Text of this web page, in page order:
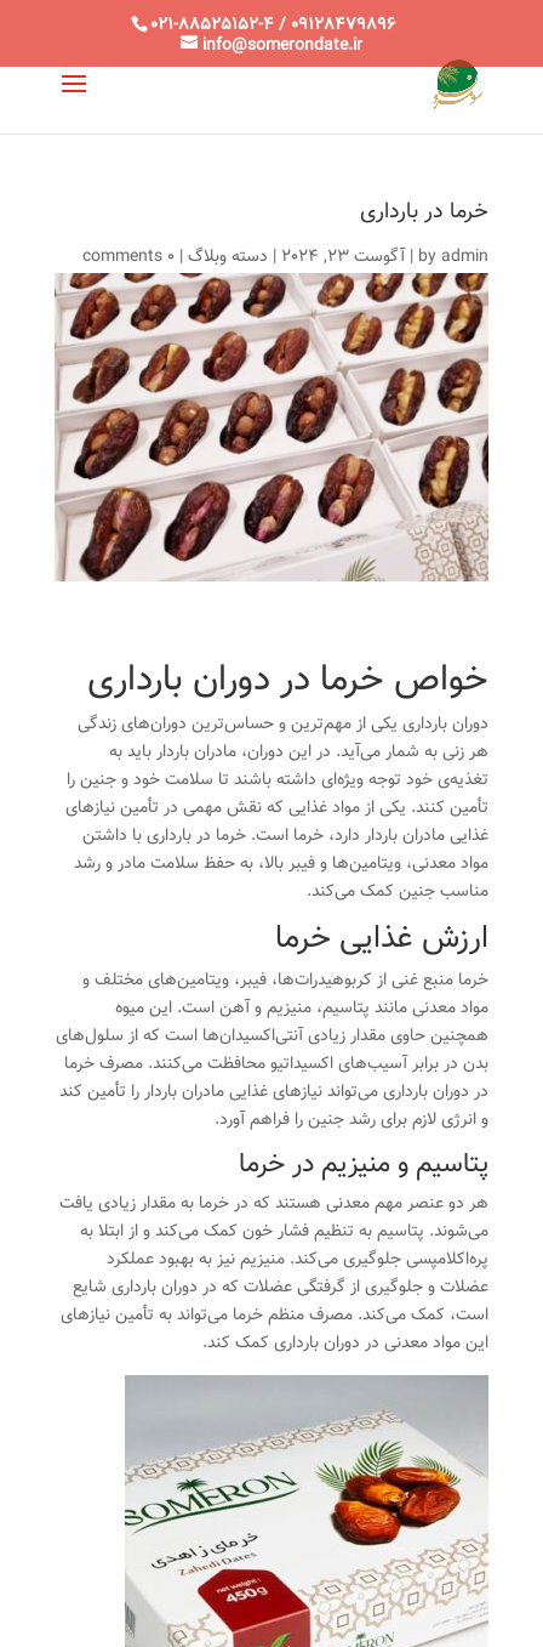
021-88525152-4 / 09128479896
info@somerondate.ir
خرما در بارداری
byadmin
|آگوست 23, 2024 | دسته وبلاگ|
0 comments
خواص خرما در دوران بارداری
دوران بارداری یکی از مهم‌ترین و حساس‌ترین دوران‌های زندگی
هر زنی به شمار می‌آید. در این دوران، مادران باردار باید به
تغذیه‌ی خود توجه ویژه‌ای داشته باشند تا سلامت خود و جنین را
تأمین کنند. یکی از مواد غذایی که نقش مهمی در تأمین نیازهای
غذایی مادران باردار دارد، خرما است. خرما در بارداری با داشتن
مواد معدنی، ویتامین‌ها و فیبر بالا، به حفظ سلامت مادر و رشد
مناسب جنین کمک می‌کند.
ارزش غذایی خرما
خرما منبع غنی از کربوهیدرات‌ها، فیبر، ویتامین‌های مختلف و
مواد معدنی مانند پتاسیم، منیزیم و آهن است. این میوه
همچنین حاوی مقدار زیادی آنتی‌اکسیدان‌ها است که از سلول‌های
بدن در برابر آسیب‌های اکسیداتیو محافظت می‌کنند. مصرف خرما
در دوران بارداری می‌تواند نیازهای غذایی مادران باردار را تأمین کند
و انرژی لازم برای رشد جنین را فراهم آورد.
پتاسیم و منیزیم در خرما
هر دو عنصر مهم معدنی هستند که درخرما به مقدار زیادی یافت
می‌شوند. پتاسیم به تنظیم فشار خون کمک می‌کند و از ابتلا به
پره‌اکلامپسی جلوگیری می‌کند. منیزیم نیز به بهبود عملکرد
عضلات و جلوگیری از گرفتگی عضلات که در دوران بارداری شایع
است، کمک می‌کند. مصرف منظم خرما می‌تواند به تأمین نیازهای
این مواد معدنی در دوران بارداری کمک کند.